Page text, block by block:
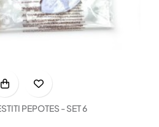
PEPOTES - SET 6